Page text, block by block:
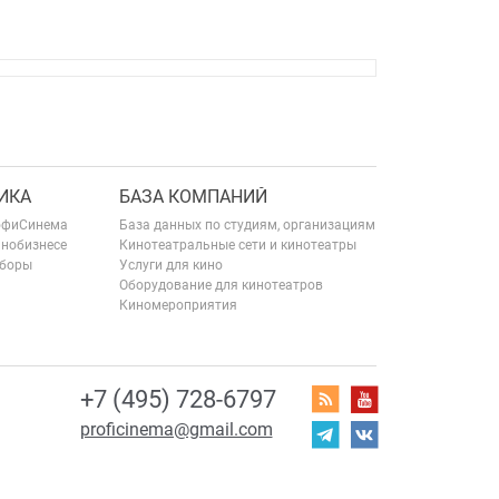
БАЗА КОМПАНИЙ
База данных по студиям, организациям
Кинотеатральные сети и кинотеатры
Услуги для кино
Оборудование для кинотеатров
Киномероприятия
+7 (495) 728-6797
proficinema@gmail.com